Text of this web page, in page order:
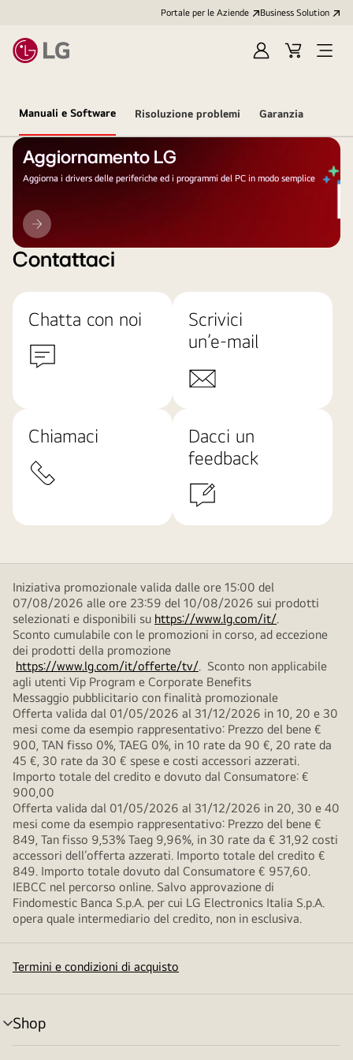
Portale per le Aziende Business Solution
AccediCart
Open
Manuali e Software Risoluzione problemi Garanzia
Aggiornamento LG
Aggiorna i drivers delle periferiche ed i programmi del PC in modo semplice
Aggiornamento
LG
Contattaci
Chatta con noi
Scrivici
un’e-mail
Chiamaci
Dacci un
feedback
Iniziativa promozionale valida dalle ore 15:00 del
07/08/2026 alle ore 23:59 del 10/08/2026 sui prodotti
selezionati e disponibili su https://www.lg.com/it/.
Sconto cumulabile con le promozioni in corso, ad eccezione
dei prodotti della promozione
https://www.lg.com/it/offerte/tv/. Sconto non applicabile
agli utenti Vip Program e Corporate Benefits
Messaggio pubblicitario con finalità promozionale
Offerta valida dal 01/05/2026 al 31/12/2026 in 10, 20 e 30
mesi come da esempio rappresentativo: Prezzo del bene €
900, TAN fisso 0%, TAEG 0%, in 10 rate da 90 €, 20 rate da
45 €, 30 rate da 30 € spese e costi accessori azzerati.
Importo totale del credito e dovuto dal Consumatore: €
900,00
Offerta valida dal 01/05/2026 al 31/12/2026 in 20, 30 e 40
mesi come da esempio rappresentativo: Prezzo del bene €
849, Tan fisso 9,53% Taeg 9,96%, in 30 rate da € 31,92 costi
accessori dell’offerta azzerati. Importo totale del credito €
849. Importo totale dovuto dal Consumatore € 957,60.
IEBCC nel percorso online. Salvo approvazione di
Findomestic Banca S.p.A. per cui LG Electronics Italia S.p.A.
opera quale intermediario del credito, non in esclusiva.
Termini e condizioni di acquisto
Shop
Attivazione
menu